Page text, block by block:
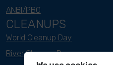
ANBI/PBO
CLEANUPS
World Cleanup Day
River Cleanup Days